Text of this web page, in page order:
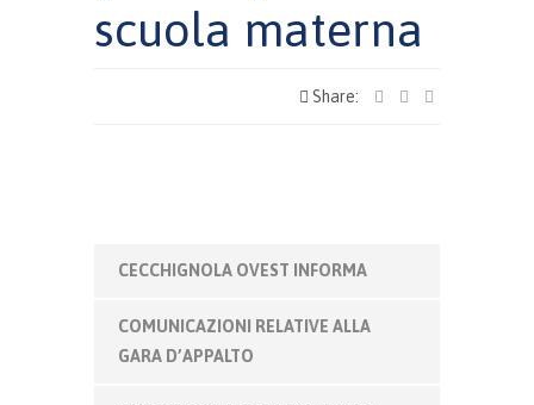
scuola materna
Share:
CECCHIGNOLA OVEST INFORMA
COMUNICAZIONI RELATIVE ALLA
GARA D’APPALTO